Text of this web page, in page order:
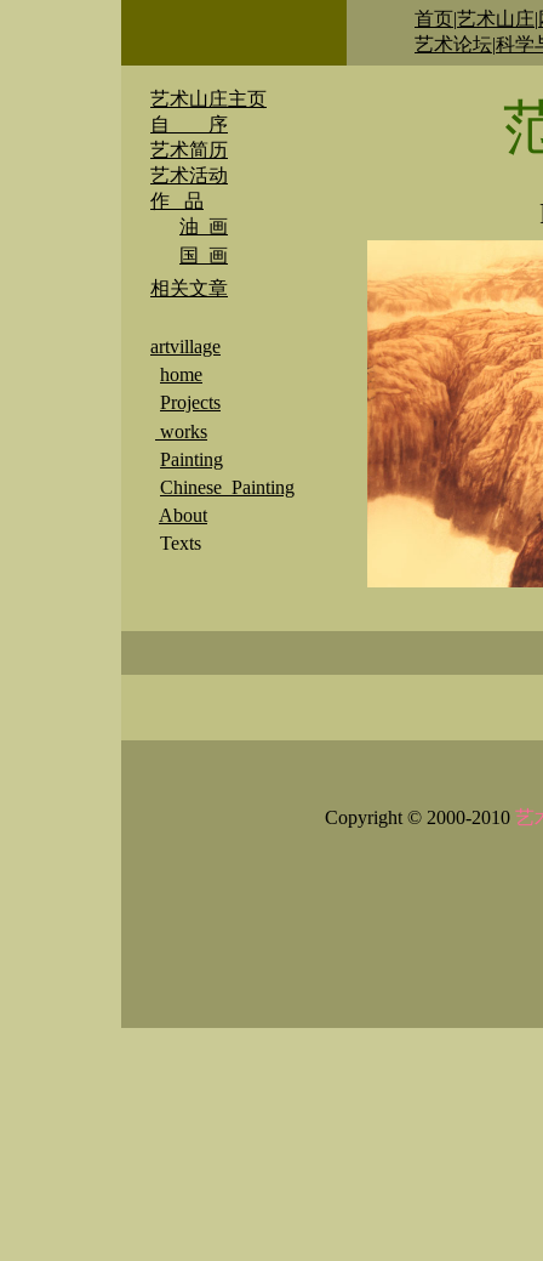
首页|艺术山庄|
艺术论坛|科学
艺术山庄主页
自 序
艺术简历
艺术活动
作 品
油 画
国 画
相关文章
artvillage
home
Projects
works
Painting
Chinese Painting
About
Texts
Copyright © 2000-2010 艺